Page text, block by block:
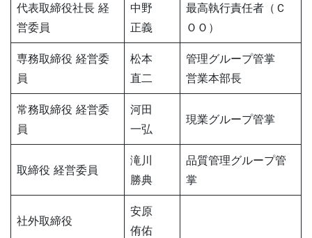
代表取締役社長 経
営委員
中野
正義
最高執行責任者（Ｃ
ＯＯ）
専務取締役 経営委
員
松本
直二
管理グループ管掌
営業本部長
常務取締役 経営委
員
河田
一弘
現業グループ管掌
取締役 経営委員
滝川
勝典
品質管理グループ管
掌
社外取締役
安原
侑佑